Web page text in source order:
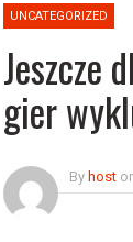
UNCATEGORIZED
Jeszcze
gier
By host